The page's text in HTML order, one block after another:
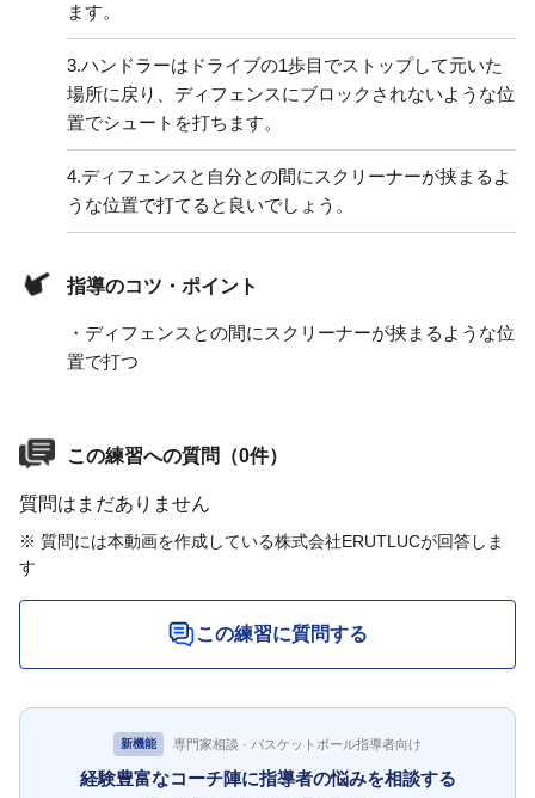
ます。
3.ハンドラーはドライブの1歩目でストップして元いた
場所に戻り、ディフェンスにブロックされないような位
置でシュートを打ちます。
4.ディフェンスと自分との間にスクリーナーが挟まるよ
うな位置で打てると良いでしょう。
指導のコツ・ポイント
・ディフェンスとの間にスクリーナーが挟まるような位
置で打つ
この練習への質問（0件）
質問はまだありません
※ 質問には本動画を作成している株式会社ERUTLUCが回答しま
す
この練習に質問する
新機能 専門家相談 · バスケットボール指導者向け
経験豊富なコーチ陣に指導者の悩みを相談する